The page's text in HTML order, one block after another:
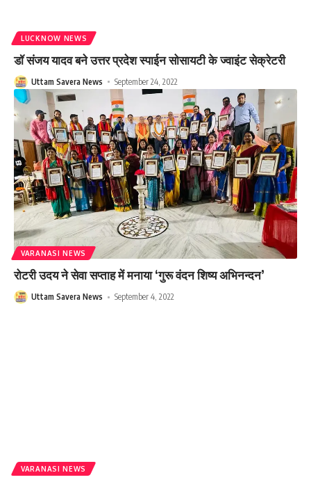
LUCKNOW NEWS
डॉ संजय यादव बने उत्तर प्रदेश स्पाईन सोसायटी के ज्वाइंट सेक्रेटरी
Uttam Savera News September 24, 2022
VARANASI NEWS
रोटरी उदय ने सेवा सप्ताह में मनाया ‘गुरू वंदन शिष्य अभिनन्दन’
Uttam Savera News September 4, 2022
VARANASI NEWS